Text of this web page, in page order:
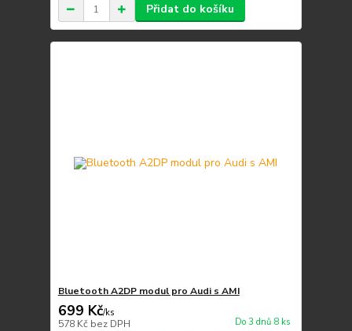
Přidat do košíku
Bluetooth A2DP modul pro Audi s AMI
699 Kč/ks
578 Kč bez DPH Do 3 dnů 8 ks